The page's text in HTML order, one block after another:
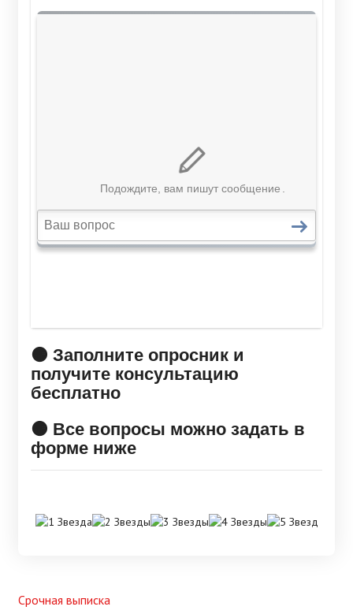
🟠 Заполните опросник и
получите консультацию
бесплатно
🟠 Все вопросы можно задать в
форме ниже
Срочная выписка